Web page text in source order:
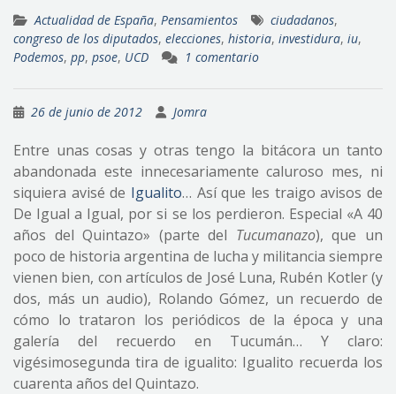
Actualidad de España, Pensamientos ciudadanos,
congreso de los diputados, elecciones, historia, investidura, iu,
Podemos, pp, psoe, UCD 1 comentario
26 de junio de 2012 Jomra
Entre unas cosas y otras tengo la bitácora un tanto
abandonada este innecesariamente caluroso mes, ni
siquiera avisé de Igualito… Así que les traigo avisos de
De Igual a Igual, por si se los perdieron. Especial «A 40
años del Quintazo» (parte del Tucumanazo), que un
poco de historia argentina de lucha y militancia siempre
vienen bien, con artículos de José Luna, Rubén Kotler (y
dos, más un audio), Rolando Gómez, un recuerdo de
cómo lo trataron los periódicos de la época y una
galería del recuerdo en Tucumán… Y claro:
vigésimosegunda tira de igualito: Igualito recuerda los
cuarenta años del Quintazo.